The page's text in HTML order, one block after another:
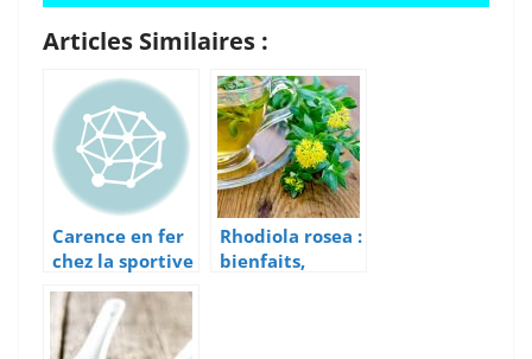
Articles Similaires :
Carence en fer
chez la sportive
: symptômes,
diagnostic et
correction
Rhodiola rosea :
bienfaits,